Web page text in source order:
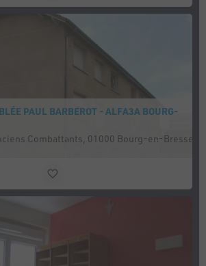
PAUL BARBEROT - ALFA3A BOURG-
Combattants, 01000 Bourg-en-Bresse,